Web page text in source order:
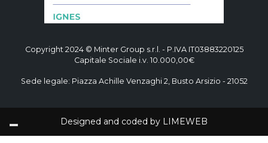
Copyright 2024 © Minter Group s.r.l. - P.IVA IT03883220125
Capitale Sociale i.v. 10.000,00€
Sede legale: Piazza Achille Venzaghi 2, Busto Arsizio - 21052
Designed and coded by LIMEWEB